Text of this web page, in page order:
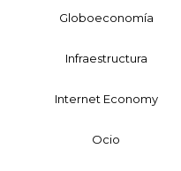
Globoeconomía
Infraestructura
Internet Economy
Ocio